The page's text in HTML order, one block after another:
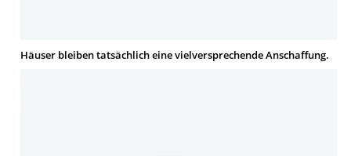
Häuser bleiben tatsächlich eine vielversprechende Anschaffung.